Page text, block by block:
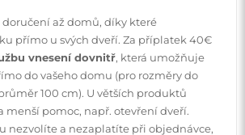
používání našeho zrcadla snadné a
jsme pro vás podrobné návody.
kroky nezbytné ke správné
také rady týkající se jeho péče, čištění a
dlouho těšit z jeho bezvadného